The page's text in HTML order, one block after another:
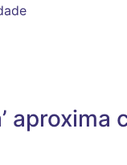
aproxima